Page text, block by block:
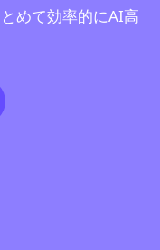
めて効率的にAI高